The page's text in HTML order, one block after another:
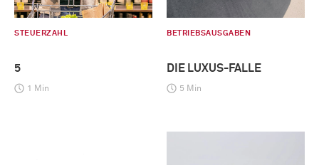
STEUERZAHL
5
1 Min
BETRIEBSAUSGABEN
DIE LUXUS-FALLE
5 Min